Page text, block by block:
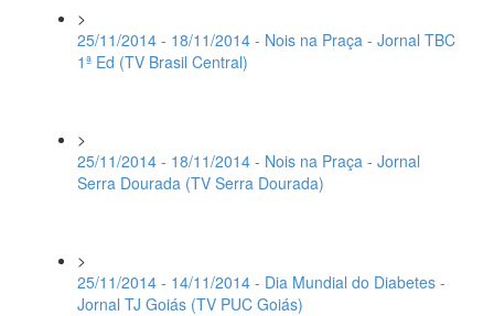
>
25/11/2014 - 18/11/2014 - Nois na Praça - Jornal TBC
1ª Ed (TV Brasil Central)
>
25/11/2014 - 18/11/2014 - Nois na Praça - Jornal
Serra Dourada (TV Serra Dourada)
>
25/11/2014 - 14/11/2014 - Dia Mundial do Diabetes -
Jornal TJ Goiás (TV PUC Goiás)